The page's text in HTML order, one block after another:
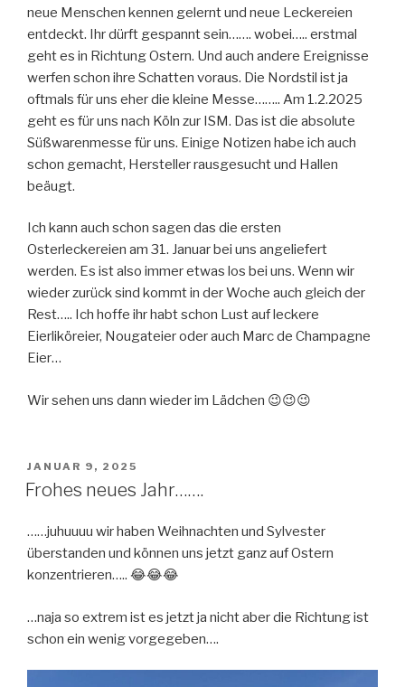
neue Menschen kennen gelernt und neue Leckereien
entdeckt. Ihr dürft gespannt sein……. wobei….. erstmal
geht es in Richtung Ostern. Und auch andere Ereignisse
werfen schon ihre Schatten voraus. Die Nordstil ist ja
oftmals für uns eher die kleine Messe…….. Am 1.2.2025
geht es für uns nach Köln zur ISM. Das ist die absolute
Süßwarenmesse für uns. Einige Notizen habe ich auch
schon gemacht, Hersteller rausgesucht und Hallen
beäugt.
Ich kann auch schon sagen das die ersten
Osterleckereien am 31. Januar bei uns angeliefert
werden. Es ist also immer etwas los bei uns. Wenn wir
wieder zurück sind kommt in der Woche auch gleich der
Rest….. Ich hoffe ihr habt schon Lust auf leckere
Eierliköreier, Nougateier oder auch Marc de Champagne
Eier…
Wir sehen uns dann wieder im Lädchen 😉😉😉
VERÖFFENTLICHT
AM
JANUAR 9, 2025
Frohes neues Jahr…….
……juhuuuu wir haben Weihnachten und Sylvester
überstanden und können uns jetzt ganz auf Ostern
konzentrieren….. 😂😂😂
…naja so extrem ist es jetzt ja nicht aber die Richtung ist
schon ein wenig vorgegeben….